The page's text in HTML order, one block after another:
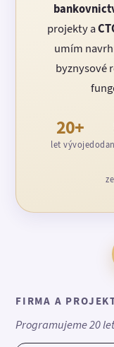
projekty a
umím
byznysové
20+
let vývoje
FIRMA A
Programujeme 20